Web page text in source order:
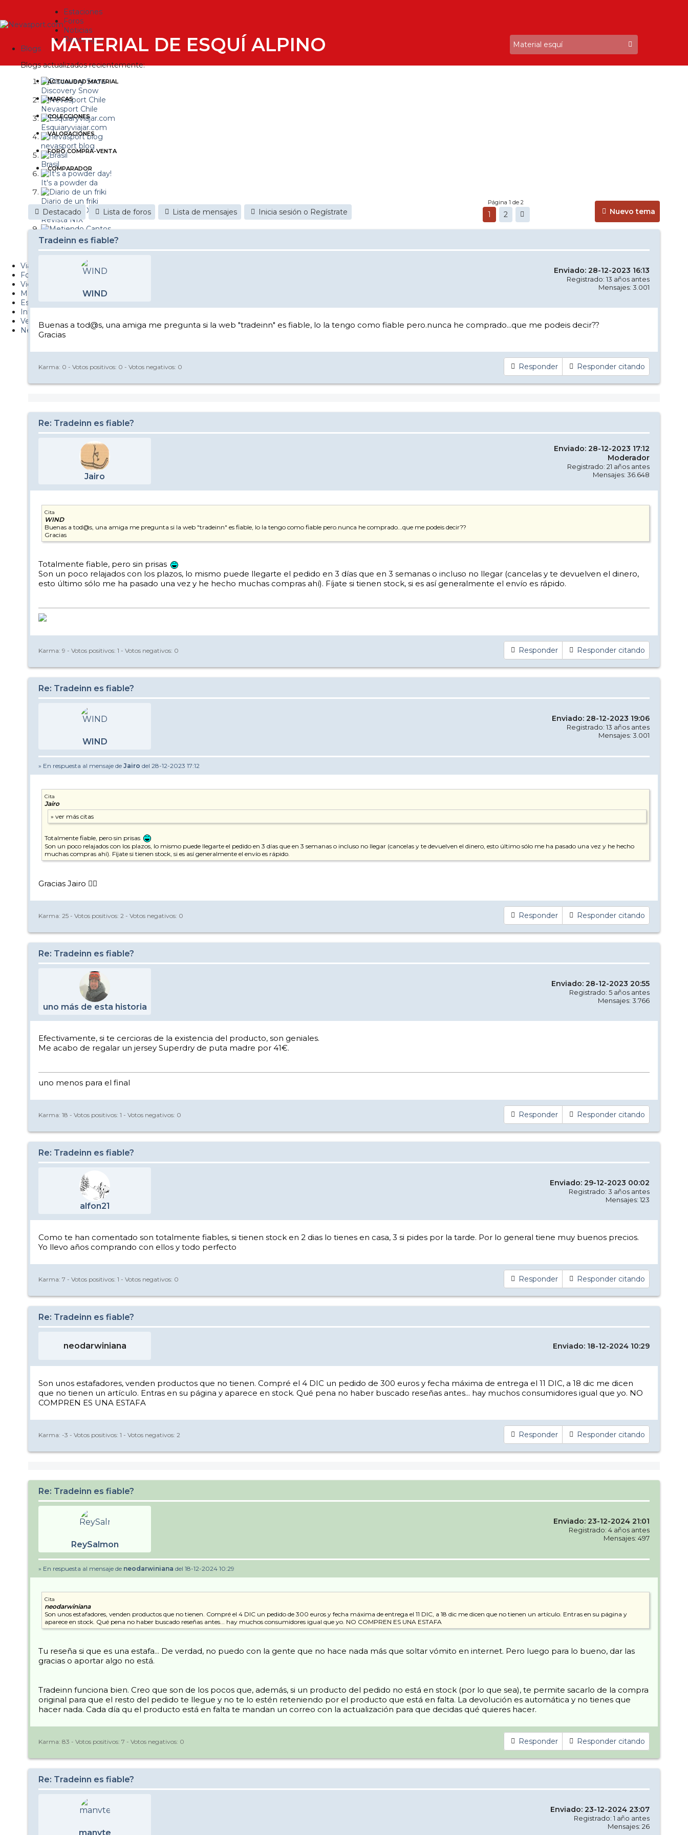
Estaciones
Foros
Noticias
Reportajes
Blogs
Blogs actualizados recientemente:
Discovery Snow
Nevasport Chile
Esquiaryviajar.com
nevasport blog
Brasil
It's a powder da
Diario de un friki
Revista NIX
Metiendo Cantos
Viajes
Fotos
Videos
Material
Esquí Pro
Infonieve
Verano
Nevalog
MATERIAL DE ESQUÍ ALPINO
ACTUALIDAD MATERIAL
MARCAS
COLECCIONES
VALORACIONES
FORO COMPRA-VENTA
COMPARADOR
Nuevo tema
Destacado Lista de foros Lista de mensajes Inicia sesión o Regístrate
Página 1 de 2
1 2
Tradeinn es fiable?
WIND
Enviado: 28-12-2023 16:13
Registrado: 13 años antes
Mensajes: 3.001
Buenas a tod@s, una amiga me pregunta si la web "tradeinn" es fiable, lo la tengo como fiable pero.nunca he comprado...que me podeis decir??
Gracias
Responder Responder citando
Karma: 0 - Votos positivos: 0 - Votos negativos: 0
Re: Tradeinn es fiable?
Jairo
Enviado: 28-12-2023 17:12
Moderador
Registrado: 21 años antes
Mensajes: 36.648
Cita
WIND
Buenas a tod@s, una amiga me pregunta si la web "tradeinn" es fiable, lo la tengo como fiable pero.nunca he comprado...que me podeis decir??
Gracias
Totalmente fiable, pero sin prisas
Son un poco relajados con los plazos, lo mismo puede llegarte el pedido en 3 días que en 3 semanas o incluso no llegar (cancelas y te devuelven el dinero,
esto último sólo me ha pasado una vez y he hecho muchas compras ahí). Fíjate si tienen stock, si es así generalmente el envío es rápido.
Responder Responder citando
Karma: 9 - Votos positivos: 1 - Votos negativos: 0
Re: Tradeinn es fiable?
WIND
Enviado: 28-12-2023 19:06
Registrado: 13 años antes
Mensajes: 3.001
» En respuesta al mensaje de Jairo del 28-12-2023 17:12
Cita
Jairo
Totalmente fiable, pero sin prisas
Son un poco relajados con los plazos, lo mismo puede llegarte el pedido en 3 días que en 3 semanas o incluso no llegar (cancelas y te devuelven el dinero, esto último sólo me ha pasado una vez y he hecho
muchas compras ahí). Fíjate si tienen stock, si es así generalmente el envío es rápido.
Gracias Jairo 👍🏼
Responder Responder citando
Karma: 25 - Votos positivos: 2 - Votos negativos: 0
Re: Tradeinn es fiable?
uno más de esta historia
Enviado: 28-12-2023 20:55
Registrado: 5 años antes
Mensajes: 3.766
Efectivamente, si te cercioras de la existencia del producto, son geniales.
Me acabo de regalar un jersey Superdry de puta madre por 41€.
uno menos para el final
Responder Responder citando
Karma: 18 - Votos positivos: 1 - Votos negativos: 0
Re: Tradeinn es fiable?
alfon21
Enviado: 29-12-2023 00:02
Registrado: 3 años antes
Mensajes: 123
Como te han comentado son totalmente fiables, si tienen stock en 2 dias lo tienes en casa, 3 si pides por la tarde. Por lo general tiene muy buenos precios.
Yo llevo años comprando con ellos y todo perfecto
Responder Responder citando
Karma: 7 - Votos positivos: 1 - Votos negativos: 0
Re: Tradeinn es fiable?
neodarwiniana Enviado: 18-12-2024 10:29
Son unos estafadores, venden productos que no tienen. Compré el 4 DIC un pedido de 300 euros y fecha máxima de entrega el 11 DIC, a 18 dic me dicen
que no tienen un artículo. Entras en su página y aparece en stock. Qué pena no haber buscado reseñas antes... hay muchos consumidores igual que yo. NO
COMPREN ES UNA ESTAFA
Responder Responder citando
Karma: -3 - Votos positivos: 1 - Votos negativos: 2
Re: Tradeinn es fiable?
ReySalmon
Enviado: 23-12-2024 21:01
Registrado: 4 años antes
Mensajes: 497
» En respuesta al mensaje de neodarwiniana del 18-12-2024 10:29
Cita
neodarwiniana
Son unos estafadores, venden productos que no tienen. Compré el 4 DIC un pedido de 300 euros y fecha máxima de entrega el 11 DIC, a 18 dic me dicen que no tienen un artículo. Entras en su página y
aparece en stock. Qué pena no haber buscado reseñas antes... hay muchos consumidores igual que yo. NO COMPREN ES UNA ESTAFA
Tu reseña si que es una estafa... De verdad, no puedo con la gente que no hace nada más que soltar vómito en internet. Pero luego para lo bueno, dar las
gracias o aportar algo no está.
Tradeinn funciona bien. Creo que son de los pocos que, además, si un producto del pedido no está en stock (por lo que sea), te permite sacarlo de la compra
original para que el resto del pedido te llegue y no te lo estén reteniendo por el producto que está en falta. La devolución es automática y no tienes que
hacer nada. Cada día qu el producto está en falta te mandan un correo con la actualización para que decidas qué quieres hacer.
Responder Responder citando
Karma: 83 - Votos positivos: 7 - Votos negativos: 0
Re: Tradeinn es fiable?
manvte
Enviado: 23-12-2024 23:07
Registrado: 1 año antes
Mensajes: 26